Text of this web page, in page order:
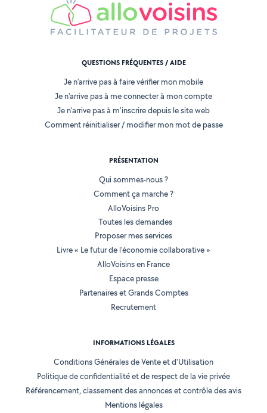
QUESTIONS FRÉQUENTES / AIDE
Je n'arrive pas à faire vérifier mon mobile
Je n'arrive pas à me connecter à mon compte
Je n'arrive pas à m'inscrire depuis le site web
Comment réinitialiser / modifier mon mot de passe
PRÉSENTATION
Qui sommes-nous ?
Comment ça marche ?
AlloVoisins Pro
Toutes les demandes
Proposer mes services
Livre « Le futur de l'économie collaborative »
AlloVoisins en France
Espace presse
Partenaires et Grands Comptes
Recrutement
INFORMATIONS LÉGALES
Conditions Générales de Vente et d'Utilisation
Politique de confidentialité et de respect de la vie privée
Référencement, classement des annonces et contrôle des avis
Mentions légales